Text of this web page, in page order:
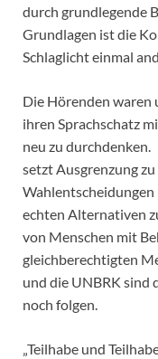
durch grundlegende
Grundlagen ist die
Schlaglicht einmal
Die Hörenden waren
ihren Sprachschatz
neu zu
setzt Ausgrenzung
echten Alternativen
von Menschen mit
gleichberechtigten
und die UNBRK sind
noch folgen.
„Teilhabe und